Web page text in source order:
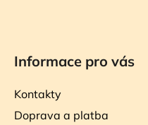
Informace pro vás
Kontakty
Doprava a platba